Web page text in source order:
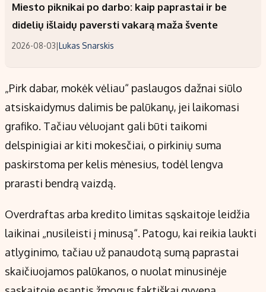
Miesto piknikai po darbo: kaip paprastai ir be
didelių išlaidų paversti vakarą maža švente
2026-08-03|Lukas Snarskis
„Pirk dabar, mokėk vėliau“ paslaugos dažnai siūlo
atsiskaidymus dalimis be palūkanų, jei laikomasi
grafiko. Tačiau vėluojant gali būti taikomi
delspinigiai ar kiti mokesčiai, o pirkinių suma
paskirstoma per kelis mėnesius, todėl lengva
prarasti bendrą vaizdą.
Overdraftas arba kredito limitas sąskaitoje leidžia
laikinai „nusileisti į minusą“. Patogu, kai reikia laukti
atlyginimo, tačiau už panaudotą sumą paprastai
skaičiuojamos palūkanos, o nuolat minusinėje